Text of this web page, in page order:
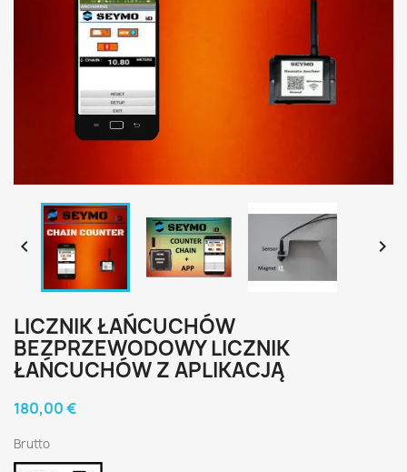
 
LICZNIK ŁAŃCUCHÓW
BEZPRZEWODOWY LICZNIK
ŁAŃCUCHÓW Z APLIKACJĄ
180,00 €
Brutto